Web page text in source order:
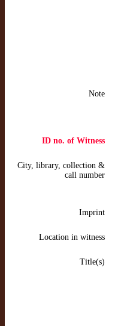
Note
ID no. of Witness
City, library, collection &
call number
Imprint
Location in witness
Title(s)